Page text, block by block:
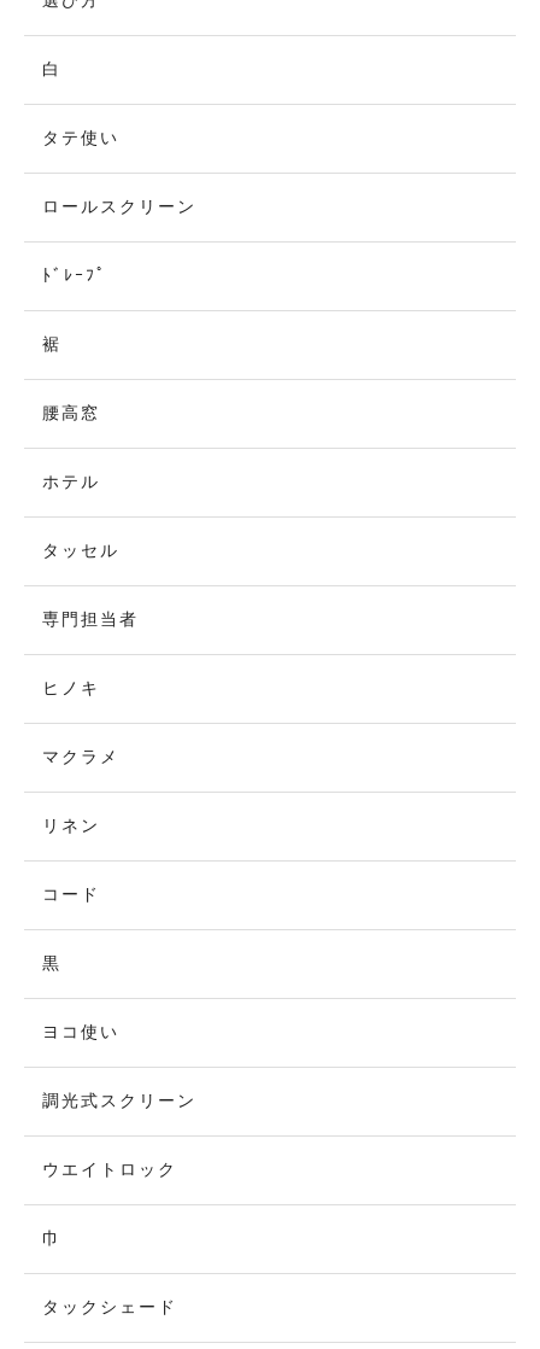
白
タテ使い
ロールスクリーン
ﾄﾞﾚｰﾌﾟ
裾
腰高窓
ホテル
タッセル
専門担当者
ヒノキ
マクラメ
リネン
コード
黒
ヨコ使い
調光式スクリーン
ウエイトロック
巾
タックシェード